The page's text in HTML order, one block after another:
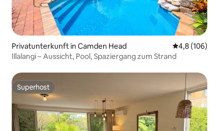
Privatunterkunft in Camden Head
4,8 (106)
Illalangi – Aussicht, Pool, Spaziergang zum Strand
Superhost
Superhost